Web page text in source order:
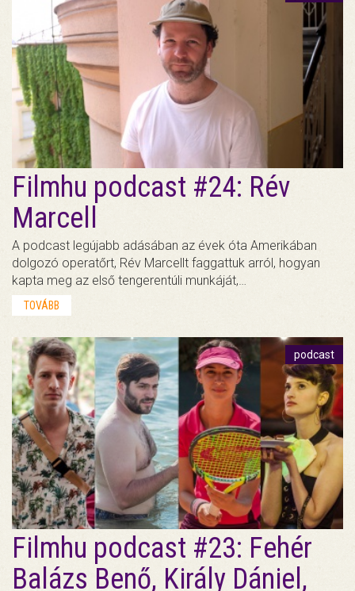
Filmhu podcast #24: Rév
Marcell
A podcast legújabb adásában az évek óta Amerikában
dolgozó operatőrt, Rév Marcellt faggattuk arról, hogyan
kapta meg az első tengerentúli munkáját,…
TOVÁBB
podcast
Filmhu podcast #23: Fehér
Balázs Benő, Király Dániel,